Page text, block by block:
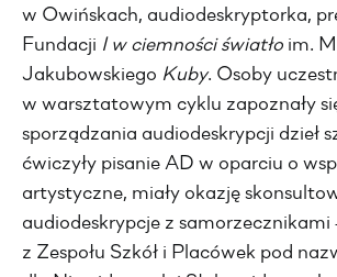
w Owińskach, audiodeskryptorka,
Fundacji I w ciemności światło im.
Jakubowskiego Kuby. Osoby
w warsztatowym cyklu zapoznały
sporządzania audiodeskrypcji dzieł
ćwiczyły pisanie AD w oparciu o
artystyczne, miały okazję
audiodeskrypcje z samorzecznikami
z Zespołu Szkół i Placówek pod